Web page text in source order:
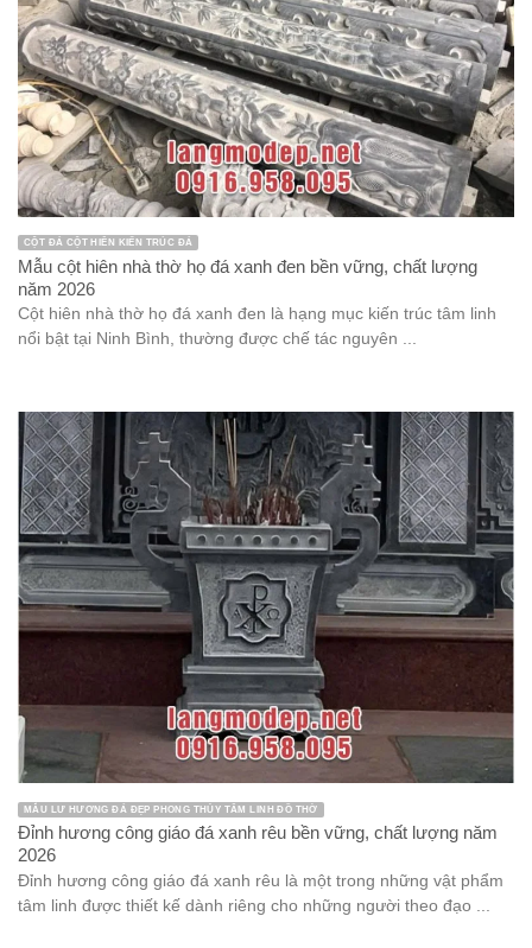
CỘT ĐÁ CỘT HIÊN KIẾN TRÚC ĐÁ
Mẫu cột hiên nhà thờ họ đá xanh đen bền vững, chất lượng
năm 2026
Cột hiên nhà thờ họ đá xanh đen là hạng mục kiến trúc tâm linh
nổi bật tại Ninh Bình, thường được chế tác nguyên ...
MẪU LƯ HƯƠNG ĐÁ ĐẸP PHONG THỦY TÂM LINH ĐỒ THỜ
Đỉnh hương công giáo đá xanh rêu bền vững, chất lượng năm
2026
Đỉnh hương công giáo đá xanh rêu là một trong những vật phẩm
tâm linh được thiết kế dành riêng cho những người theo đạo ...